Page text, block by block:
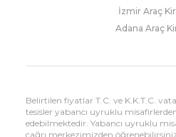
İzmir Araç
Adana Araç
Belirtilen fiyatlar T.C. ve K.K.T.C.
tesisler yabancı uyruklu
edebilmektedir. Yabancı uyruklu
çağrı merkezimizden